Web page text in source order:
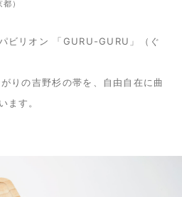
）
ビリオン 「GURU-GURU」（ぐ
りの吉野杉の帯を、自由自在に曲
ます。